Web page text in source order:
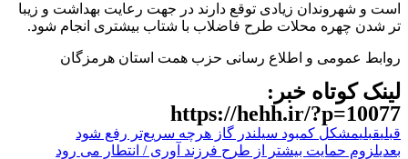
است و شهروندان زیادی توقع دارند در جهت رعایت بهداشت و زیبا
تر شدن چهره محلات طرح فاضلاب با شتاب بیشتری انجام شود.
روابط عمومی و اطلاع رسانی حزب همت استان هرمزگان
لینک کوتاه خبر:
https://hehh.ir/?p=10077
قبلیقبلیمشکل کمبود سیلندر گاز هرچه سریع‌تر رفع شود
بعدیلزوم حمایت بیشتر از طرح فرزند آوری / انتطار می رود